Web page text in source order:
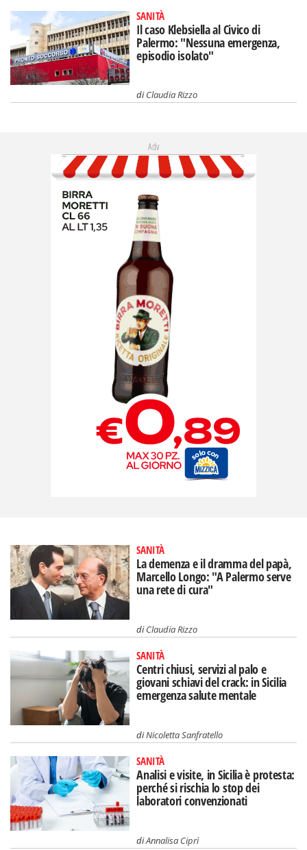
SANITÀ
Il caso Klebsiella al Civico di
Palermo: "Nessuna emergenza,
episodio isolato"
diClaudia Rizzo
Adv
SANITÀ
La demenza e il dramma del papà,
Marcello Longo: "A Palermo serve
una rete di cura"
diClaudia Rizzo
SANITÀ
Centri chiusi, servizi al palo e
giovani schiavi del crack: in Sicilia
emergenza salute mentale
diNicoletta Sanfratello
SANITÀ
Analisi e visite, in Sicilia è protesta:
perché si rischia lo stop dei
laboratori convenzionati
diAnnalisa Ciprì